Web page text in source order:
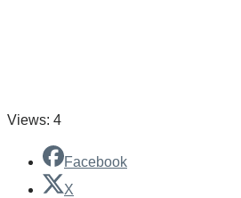
Views: 4
Facebook
X